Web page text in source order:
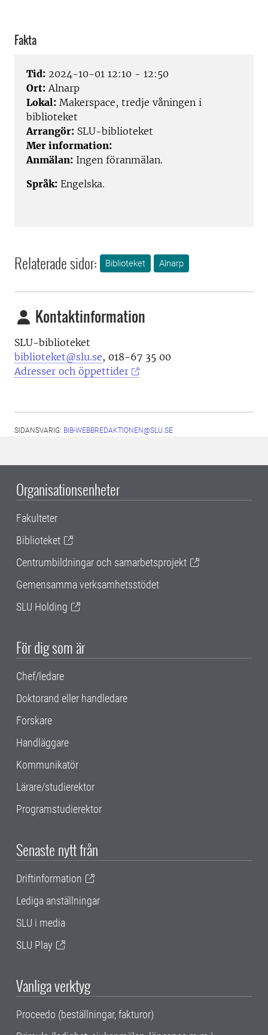
Fakta
Tid: 2024-10-01 12:10 - 12:50
Ort: Alnarp
Lokal: Makerspace, tredje våningen i
biblioteket
Arrangör: SLU-biblioteket
Mer information:
Anmälan: Ingen föranmälan.
Språk: Engelska.
Relaterade sidor: Biblioteket Alnarp
Kontaktinformation
SLU-biblioteket
biblioteket@slu.se, 018-67 35 00
Adresser och öppettider
SIDANSVARIG: BIB-WEBBREDAKTIONEN@SLU.SE
Organisationsenheter
Fakulteter
Biblioteket
Centrumbildningar och samarbetsprojekt
Gemensamma verksamhetsstödet
SLU Holding
För dig som är
Chef/ledare
Doktorand eller handledare
Forskare
Handläggare
Kommunikatör
Lärare/studierektor
Programstudierektor
Senaste nytt från
Driftinformation
Lediga anställningar
SLU i media
SLU Play
Vanliga verktyg
Proceedo (beställningar, fakturor)